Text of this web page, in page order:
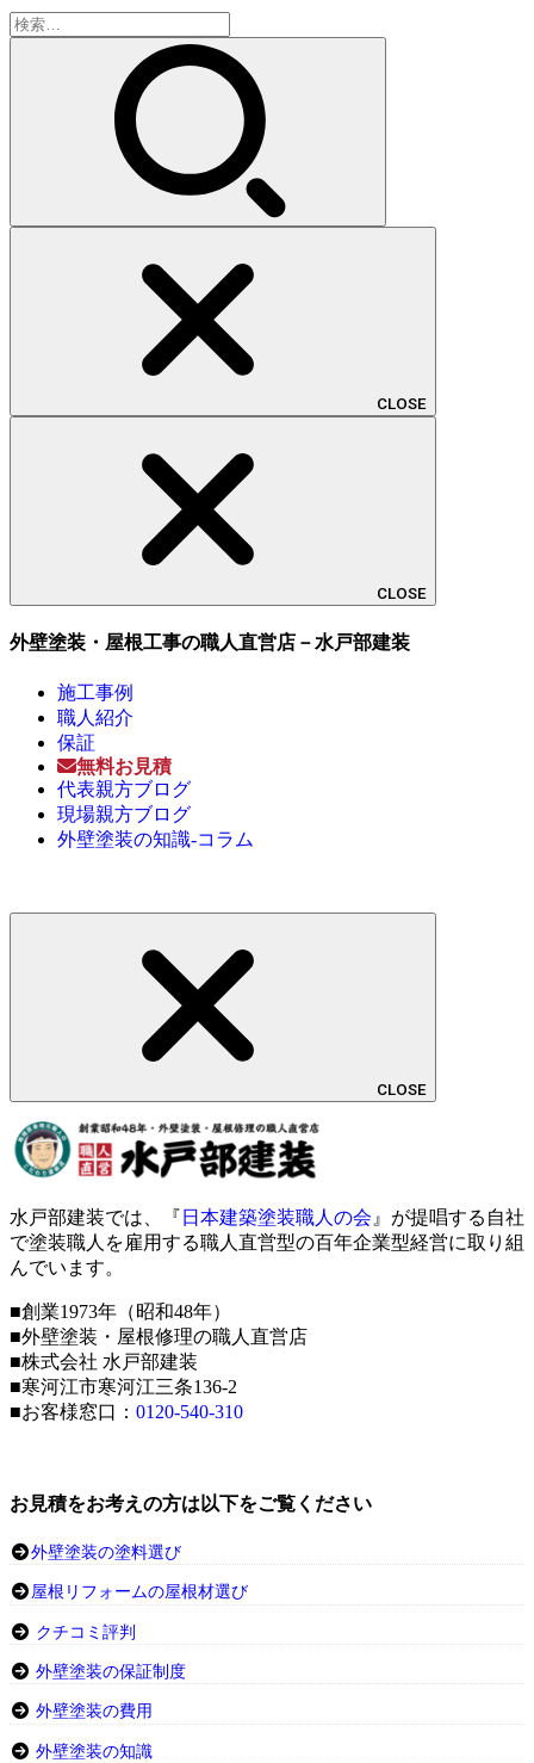
検
索:
CLOSE
CLOSE
外壁塗装・屋根工事の職人直営店－水戸部建装
施工事例
職人紹介
保証
無料お見積
代表親方ブログ
現場親方ブログ
外壁塗装の知識-コラム
CLOSE
水戸部建装では、『 日本建築塗装職人の会 』が提唱する自社
で塗装職人を雇用する職人直営型の百年企業型経営に取り組
んでいます。
■創業1973年（昭和48年）
■外壁塗装・屋根修理の職人直営店
■株式会社 水戸部建装
■寒河江市寒河江三条136-2
■お客様窓口： 0120-540-310
お見積をお考えの方は以下をご覧ください
外壁塗装の塗料選び
屋根リフォームの屋根材選び
クチコミ評判
外壁塗装の保証制度
外壁塗装の費用
外壁塗装の知識